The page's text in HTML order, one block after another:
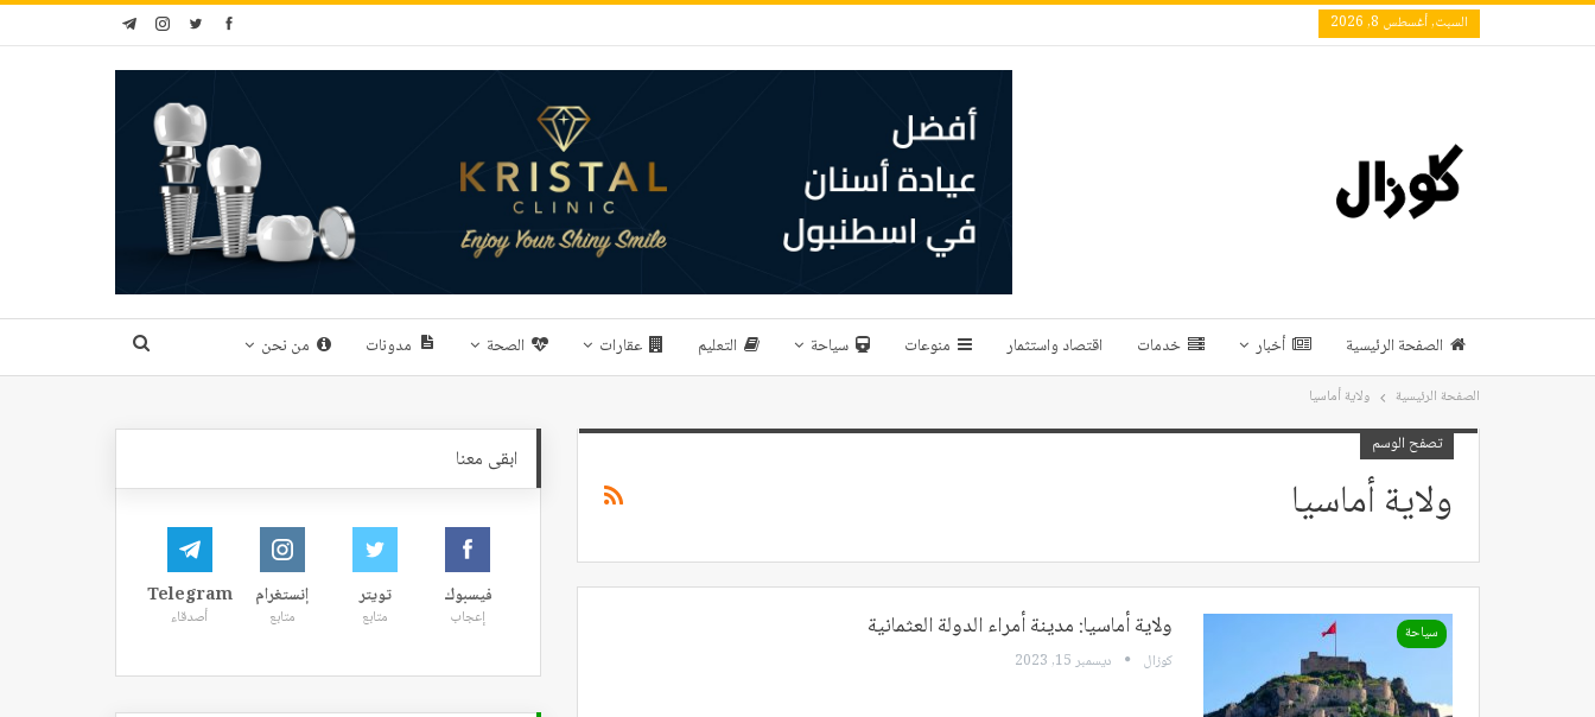
السبت, أغسطس 8, 2026
الصفحة الرئيسية أخبار خدمات اقتصاد واستثمار منوعات سياحة التعليم عقارات الصحة مدونات من نحن
الصفحة الرئيسية ولاية أماسيا
تصفح الوسم
ولاية أماسيا
سياحة ولاية أماسيا: مدينة أمراء الدولة العثمانية
كوزال ديسمبر 15, 2023
ابقى معنا
فيسبوك
إعجاب
تويتر
متابع
إنستغرام
متابع
Telegram
أصدقاء